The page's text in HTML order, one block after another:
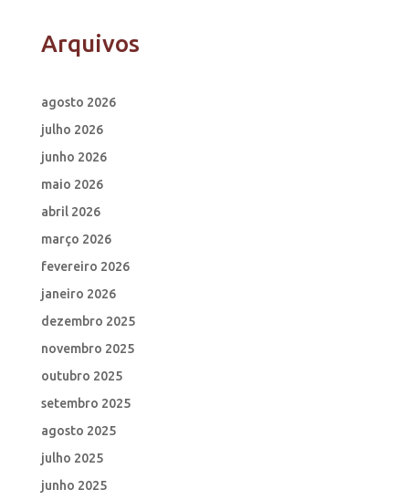
Arquivos
agosto 2026
julho 2026
junho 2026
maio 2026
abril 2026
março 2026
fevereiro 2026
janeiro 2026
dezembro 2025
novembro 2025
outubro 2025
setembro 2025
agosto 2025
julho 2025
junho 2025